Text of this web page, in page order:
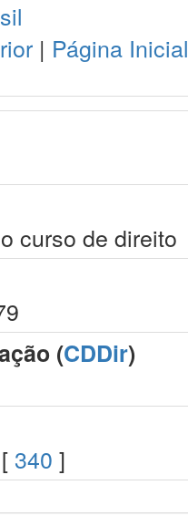
| Página Inicial
curso de direito
(CDDir)
340 ]